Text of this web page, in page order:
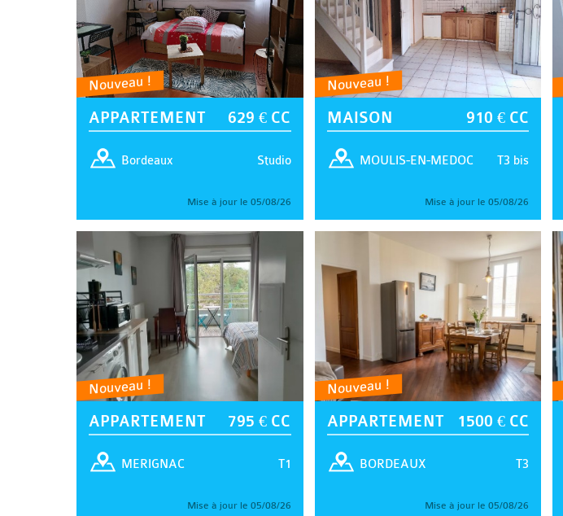
Nouveau !
APPARTEMENT 629 € CC
Studio
Bordeaux
Mise à jour le 05/08/26
Nouveau !
MAISON 910 € CC
T3 bis
MOULIS-EN-MEDOC
Mise à jour le 05/08/26
Nouveau !
APPARTEMENT 795 € CC
T1
MERIGNAC
Mise à jour le 05/08/26
Nouveau !
APPARTEMENT 1500 € CC
T3
BORDEAUX
Mise à jour le 05/08/26